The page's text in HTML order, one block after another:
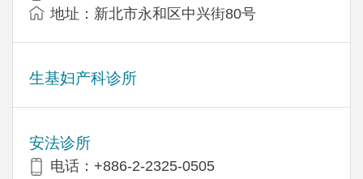
地址：新北市永和区中兴街80号
生基妇产科诊所
安法诊所
电话：+886-2-2325-0505